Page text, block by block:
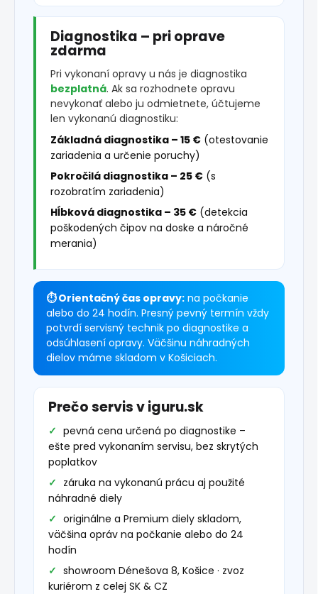
Diagnostika – pri oprave
zdarma
Pri vykonaní opravy u nás je diagnostika
bezplatná. Ak sa rozhodnete opravu
nevykonať alebo ju odmietnete, účtujeme
len vykonanú diagnostiku:
Základná diagnostika – 15 € (otestovanie
zariadenia a určenie poruchy)
Pokročilá diagnostika – 25 € (s
rozobratím zariadenia)
Hĺbková diagnostika – 35 € (detekcia
poškodených čipov na doske a náročné
merania)
⏱ Orientačný čas opravy: na počkanie
alebo do 24 hodín. Presný pevný termín vždy
potvrdí servisný technik po diagnostike a
odsúhlasení opravy. Väčšinu náhradných
dielov máme skladom v Košiciach.
Prečo servis v iguru.sk
pevná cena určená po diagnostike –
ešte pred vykonaním servisu, bez skrytých
poplatkov
záruka na vykonanú prácu aj použité
náhradné diely
originálne a Premium diely skladom,
väčšina opráv na počkanie alebo do 24
hodín
showroom Dénešova 8, Košice · zvoz
kuriérom z celej SK & CZ